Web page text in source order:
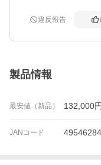
違反報告
製品情報
最安値（新品） 132,000円
JANコード